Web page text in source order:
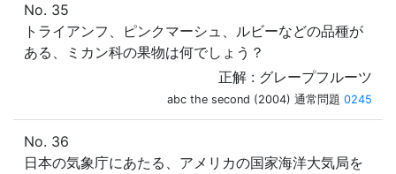
No. 35
トライアンフ、ピンクマーシュ、ルビーなどの品種が
ある、ミカン科の果物は何でしょう？
正解 : グレープフルーツ
abc the second (2004) 通常問題 0245
No. 36
日本の気象庁にあたる、アメリカの国家海洋大気局を